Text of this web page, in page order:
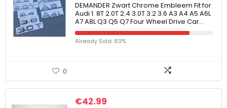
DEMANDER Zwart Chrome Embleem Fit for
Audi 1. 8T 2.0T 2.4 3.0T 3.2 3.6 A3 A4 A5 A6L
A7 A8L Q3 Q5 Q7 Four Wheel Drive Car…
Already Sold: 83%
0
€42.99